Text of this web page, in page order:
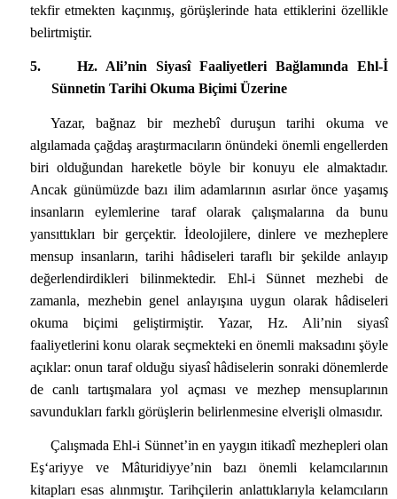
tekfir etmekten kaçınmış, görüşlerinde hata ettiklerini özellikle
belirtmiştir.
5.
Hz. Ali’nin Siyasî Faaliyetleri Bağlamında Ehl-İ
Sünnetin Tarihi Okuma Biçimi Üzerine
Yazar, bağnaz bir mezhebî duruşun tarihi okuma ve
algılamada çağdaş araştırmacıların önündeki önemli engellerden
biri olduğundan hareketle böyle bir konuyu ele almaktadır.
Ancak günümüzde bazı ilim adamlarının asırlar önce yaşamış
insanların eylemlerine taraf olarak çalışmalarına da bunu
yansıttıkları bir gerçektir. İdeolojilere, dinlere ve mezheplere
mensup insanların, tarihi hâdiseleri taraflı bir şekilde anlayıp
değerlendirdikleri bilinmektedir. Ehl-i Sünnet mezhebi de
zamanla, mezhebin genel anlayışına uygun olarak hâdiseleri
okuma biçimi geliştirmiştir. Yazar, Hz. Ali’nin siyasî
faaliyetlerini konu olarak seçmekteki en önemli maksadını şöyle
açıklar: onun taraf olduğu siyasî hâdiselerin sonraki dönemlerde
de canlı tartışmalara yol açması ve mezhep mensuplarının
savundukları farklı görüşlerin belirlenmesine elverişli olmasıdır.
Çalışmada Ehl-i Sünnet’in en yaygın itikadî mezhepleri olan
Eş‘ariyye ve Mâturidiyye’nin bazı önemli kelamcılarının
kitapları esas alınmıştır. Tarihçilerin anlattıklarıyla kelamcıların